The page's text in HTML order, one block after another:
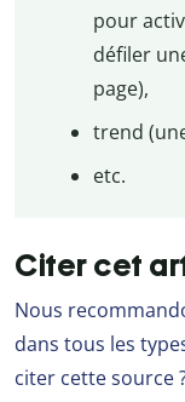
pour
défiler
page),
trend
etc.
Citer cet
Nous
dans tous les
citer cette source